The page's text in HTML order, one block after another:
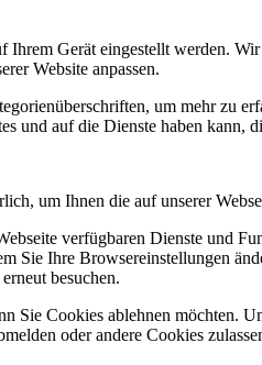
Gerät eingestellt werden.
Website anpassen.
um mehr zu
und auf die Dienste haben kann,
um Ihnen die auf unserer
verfügbaren Dienste und
Sie Ihre Browsereinstellungen
besuchen.
Sie Cookies ablehnen möchten.
oder andere Cookies